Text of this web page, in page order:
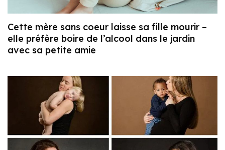
Cette mère sans coeur laisse sa fille mourir –
elle préfère boire de l’alcool dans le jardin
avec sa petite amie